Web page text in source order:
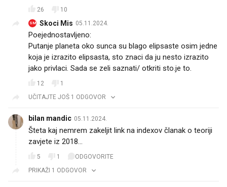
26 10
SM Skoci Mis 05.11.2024.
Poejednostavljeno:
Putanje planeta oko sunca su blago elipsaste osim jedne
koja je izrazito elipsasta, sto znaci da ju nesto izrazito
jako privlaci. Sada se zeli saznati/ otkriti sto.je to.
12
1
UČITAJTE JOŠ 1 ODGOVOR
bilan mandic 05.11.2024.
Šteta kaj nemrem zakeljit link na indexov članak o teoriji
zavjete iz 2018...
5 1
ODGOVORITE
PRIKAŽI 1 ODGOVOR